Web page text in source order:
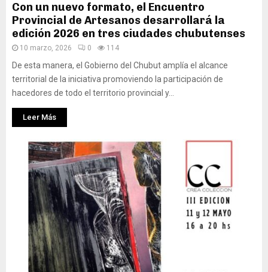
Con un nuevo formato, el Encuentro
Provincial de Artesanos desarrollará la
edición 2026 en tres ciudades chubutenses
10 marzo, 2026 0 114
De esta manera, el Gobierno del Chubut amplía el alcance
territorial de la iniciativa promoviendo la participación de
hacedores de todo el territorio provincial y...
Leer Más